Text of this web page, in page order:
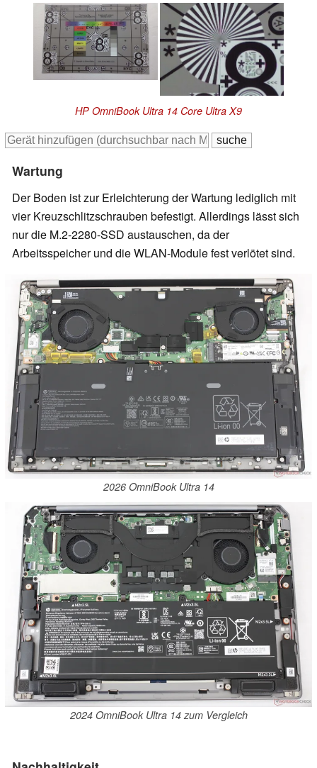
HP OmniBook Ultra 14 Core Ultra X9
Wartung
Der Boden ist zur Erleichterung der Wartung lediglich mit
vier Kreuzschlitzschrauben befestigt. Allerdings lässt sich
nur die M.2-2280-SSD austauschen, da der
Arbeitsspeicher und die WLAN-Module fest verlötet sind.
2026 OmniBook Ultra 14
2024 OmniBook Ultra 14 zum Vergleich